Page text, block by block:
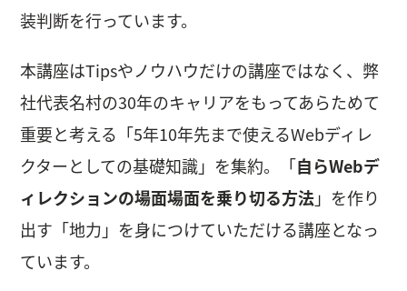
装判断を行っています。
本講座はTipsやノウハウだけの講座ではなく、弊
社代表名村の30年のキャリアをもってあらためて
重要と考える「5年10年先まで使えるWebディレ
クターとしての基礎知識」を集約。「自らWebデ
ィレクションの場面場面を乗り切る方法」を作り
出す「地力」を身につけていただける講座となっ
ています。